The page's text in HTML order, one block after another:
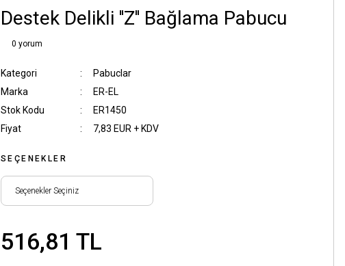
Destek Delikli ''Z'' Bağlama Pabucu
0 yorum
Kategori
Pabuclar
Marka
ER-EL
Stok Kodu
ER1450
Fiyat
7,83 EUR + KDV
SEÇENEKLER
516,81 TL